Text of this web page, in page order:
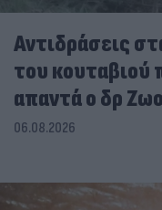
Αντιδράσεις
του κουταβιού
απαντά ο δρ
06.08.2026